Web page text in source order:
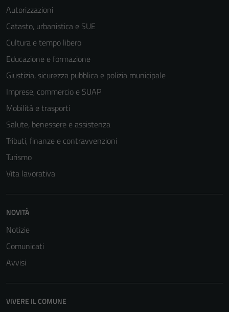
Autorizzazioni
Catasto, urbanistica e SUE
Cultura e tempo libero
Educazione e formazione
Giustizia, sicurezza pubblica e polizia municipale
Imprese, commercio e SUAP
Mobilità e trasporti
Salute, benessere e assistenza
Tributi, finanze e contravvenzioni
Turismo
Vita lavorativa
NOVITÀ
Notizie
Comunicati
Avvisi
VIVERE IL COMUNE